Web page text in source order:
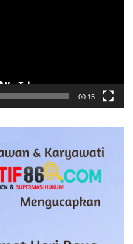
00:15